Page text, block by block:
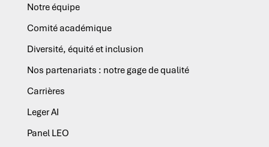
Notre équipe
Comité académique
Diversité, équité et inclusion
Nos partenariats : notre gage de qualité
Carrières
Leger AI
Panel LEO